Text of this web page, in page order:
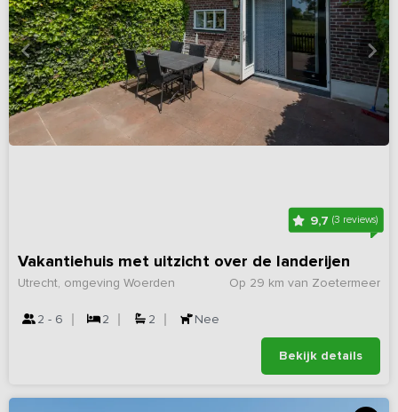
9,7(3 reviews)
Vakantiehuis met uitzicht over de landerijen
Op 29 km van Zoetermeer
Utrecht, omgeving Woerden
2 - 6 2 2 Nee
Bekijk details